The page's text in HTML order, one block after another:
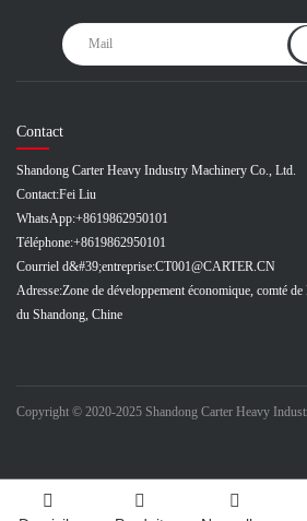
Contact
Shandong Carter Heavy Industry Machinery Co., Ltd.
Contact:Fei Liu
WhatsApp:+8619862950101
Téléphone:+8619862950101
Courriel d&#39;entreprise:CT001@CARTER.CN
Adresse:Zone de développement économique, comté
du Shandong, Chine
Copyright © 2020-2025 Shandong Carter Heavy